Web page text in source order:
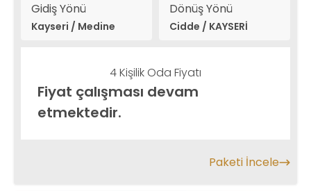
Gidiş Yönü
Kayseri / Medine
Dönüş Yönü
Cidde / KAYSERİ
4 Kişilik Oda Fiyatı
Fiyat çalışması devam
etmektedir.
Paketi İncele